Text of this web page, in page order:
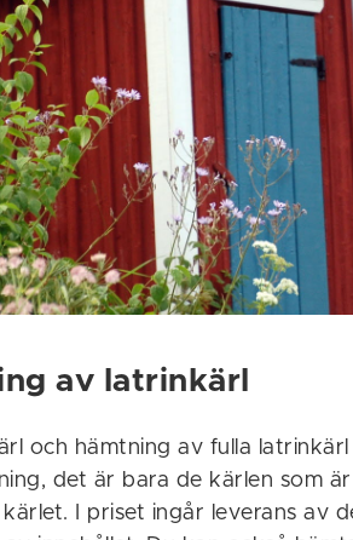
av latrinkärl
och hämtning av fulla
det är bara de kärlen som
I priset ingår leverans av